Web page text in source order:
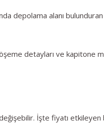
depolama alanı
detayları ve kapitone
İşte fiyatı etkileyen